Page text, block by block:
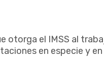
otorga el IMSS al
en especie y